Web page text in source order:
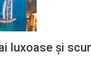
luxoase și